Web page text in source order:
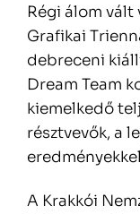
Régi álom vált
Grafikai
debreceni
Dream Team
kiemelkedő
résztvevők, a
A Krakkói